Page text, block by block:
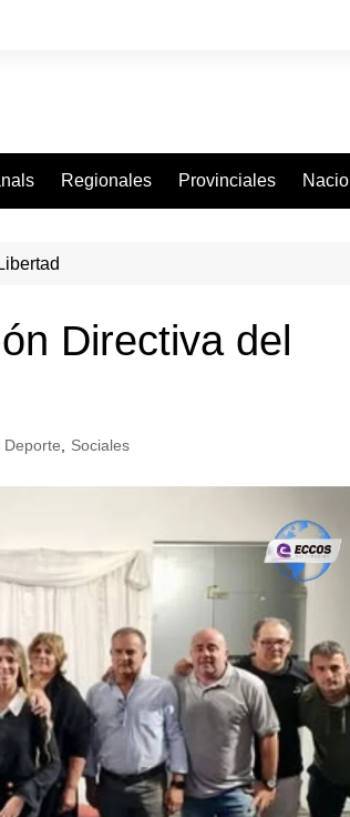
Regionales Provinciales
Directiva del
Deporte Sociales